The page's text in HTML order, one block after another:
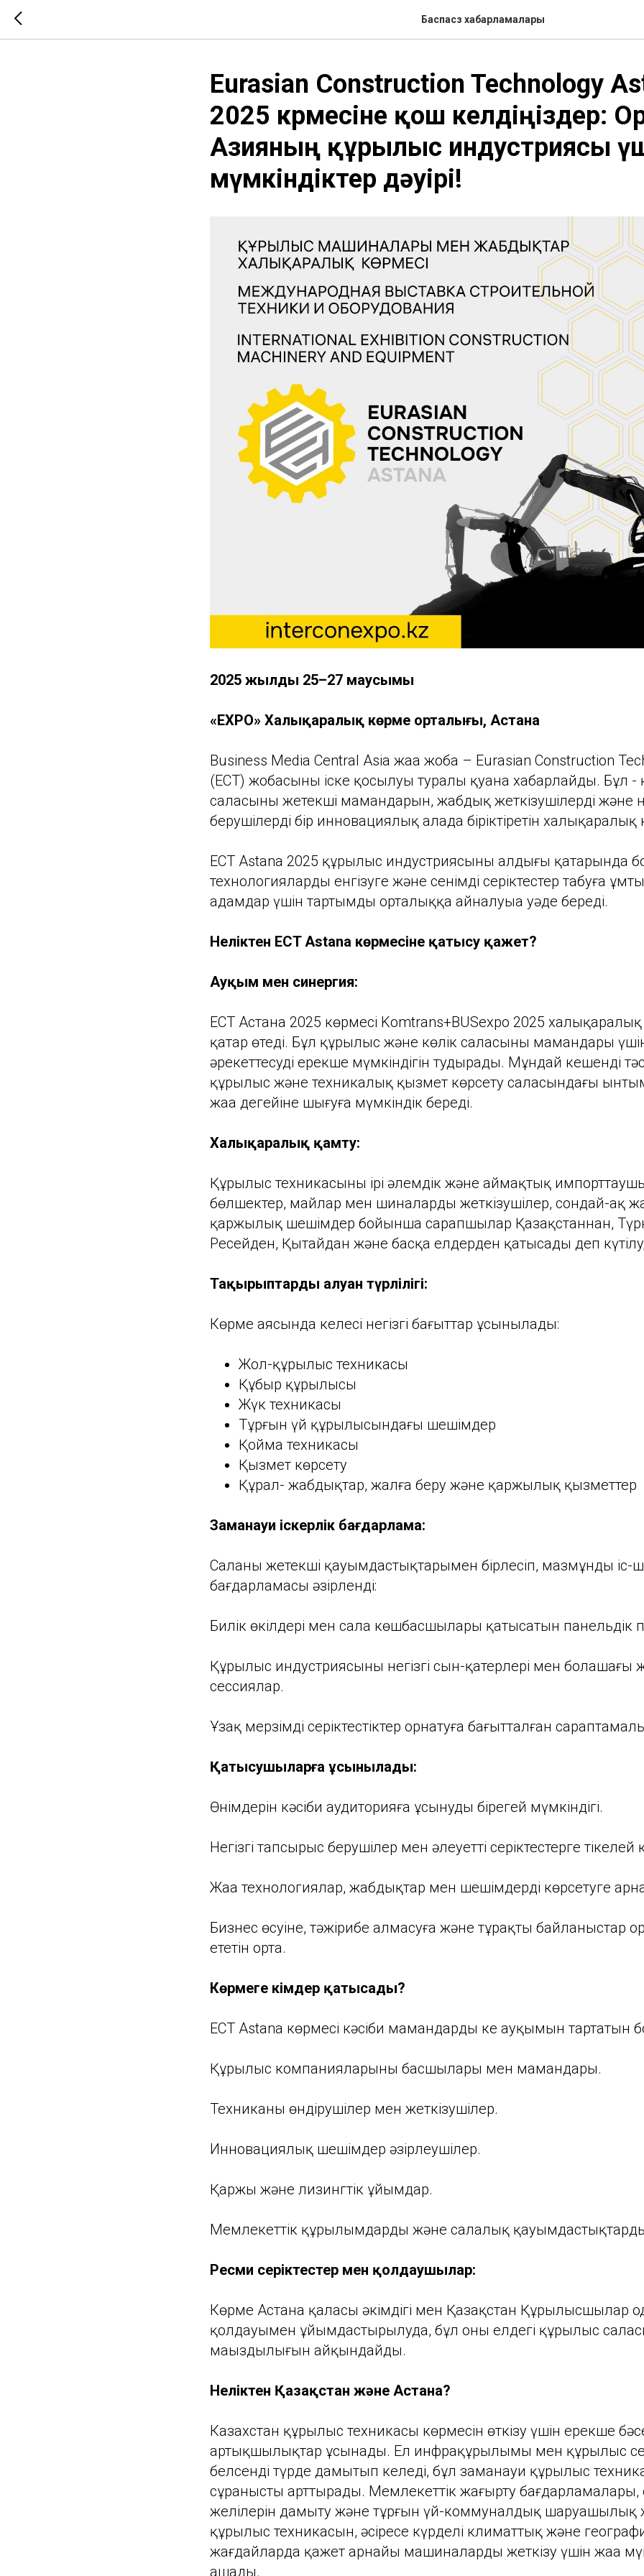
Баспасөз хабарламалары
Eurasian Construction Technology
2025 көрмесіне қош келдіңіздер:
Азияның құрылыс индустриясы
мүмкіндіктер дәуірі!
2025 жылдың 25–27 маусымы
«EXPO» Халықаралық көрме орталығы, Астана
Business Media Central Asia жаңа жоба – Eurasian Construction
(ECT) жобасының іске қосылуы туралы қуана хабарлайды. Бұл
саласының жетекші мамандарын, жабдық жеткізушілерді және
берушілерді бір инновациялық алаңда біріктіретін халықаралық
ECT Astana 2025 құрылыс индустриясының алдыңғы қатарында
технологияларды енгізуге және сенімді серіктестер табуға
адамдар үшін тартымды орталыққа айналуыңа уәде береді.
Неліктен ECT Astana көрмесіне қатысу қажет?
Ауқым мен синергия:
ECT Астана 2025 көрмесі Komtrans+BUSexpo 2025
қатар өтеді. Бұл құрылыс және көлік саласының мамандары
әрекеттесудің ерекше мүмкіндігін тудырады. Мұндай кешенді
құрылыс және техникалық қызмет көрсету саласындағы
жаңа деңгейіне шығуға мүмкіндік береді.
Халықаралық қамту:
Құрылыс техникасының ірі әлемдік және аймақтық
бөлшектер, майлар мен шиналарды жеткізушілер, сондай-ақ
қаржылық шешімдер бойынша сарапшылар Қазақстаннан,
Ресейден, Қытайдан және басқа елдерден қатысады деп
Тақырыптардың алуан түрлілігі:
Көрме аясында келесі негізгі бағыттар ұсынылады:
Жол-құрылыс техникасы
Құбыр құрылысы
Жүк техникасы
Тұрғын үй құрылысындағы шешімдер
Қойма техникасы
Қызмет көрсету
Құрал- жабдықтар, жалға беру және қаржылық қызметтер
Заманауи іскерлік бағдарлама:
Саланың жетекші қауымдастықтарымен бірлесіп, мазмұнды іс-
бағдарламасы әзірленді:
Билік өкілдері мен сала көшбасшылары қатысатын панельдік
Құрылыс индустриясының негізгі сын-қатерлері мен болашағы
сессиялар.
Ұзақ мерзімді серіктестіктер орнатуға бағытталған
Қатысушыларға ұсынылады:
Өнімдерін кәсіби аудиторияға ұсынудың бірегей мүмкіндігі.
Негізгі тапсырыс берушілер мен әлеуетті серіктестерге тікелей
Жаңа технологиялар, жабдықтар мен шешімдерді көрсетуге
Бизнес өсуіне, тәжірибе алмасуға және тұрақты байланыстар
ететін орта.
Көрмеге кімдер қатысады?
ECT Astana көрмесі кәсіби мамандардың кең ауқымын тартатын
Құрылыс компанияларының басшылары мен мамандары.
Техниканы өндірушілер мен жеткізушілер.
Инновациялық шешімдер әзірлеушілер.
Қаржы және лизингтік ұйымдар.
Мемлекеттік құрылымдардың және салалық қауымдастықтардың
Ресми серіктестер мен қолдаушылар:
Көрме Астана қаласы әкімдігі мен Қазақстан Құрылысшылар
қолдауымен ұйымдастырылуда, бұл оның елдегі құрылыс
маңыздылығын айқындайды.
Неліктен Қазақстан және Астана?
Казахстан құрылыс техникасы көрмесін өткізу үшін ерекше
артықшылықтар ұсынады. Ел инфрақұрылымы мен құрылыс
белсенді түрде дамытып келеді, бұл заманауи құрылыс
сұранысты арттырады. Мемлекеттік жаңғырту бағдарламалары,
желілерін дамыту және тұрғын үй-коммуналдық шаруашылық
құрылыс техникасын, әсіресе күрделі климаттық және
жағдайларда қажет арнайы машиналарды жеткізу үшін жаңа
ашады.